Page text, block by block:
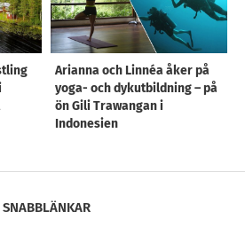
Arianna och Linnéa åker på
yoga- och dykutbildning – på
ön Gili Trawangan i
Indonesien
SNABBLÄNKAR